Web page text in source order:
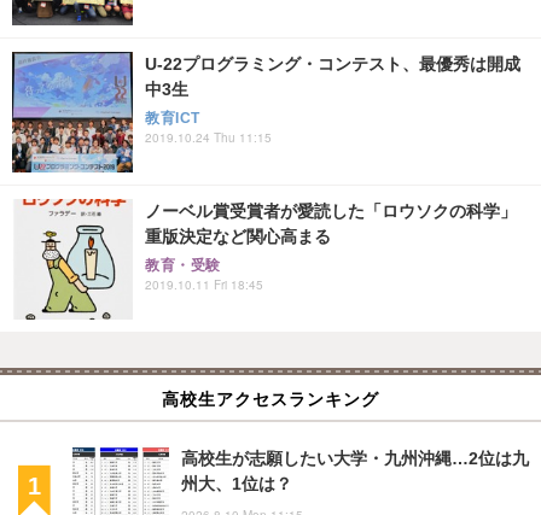
U-22プログラミング・コンテスト、最優秀は開成
中3生
教育ICT
2019.10.24 Thu 11:15
ノーベル賞受賞者が愛読した「ロウソクの科学」
重版決定など関心高まる
教育・受験
2019.10.11 Fri 18:45
高校生アクセスランキング
高校生が志願したい大学・九州沖縄…2位は九
州大、1位は？